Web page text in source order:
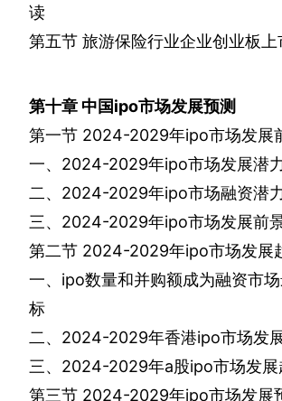
读
第五节 旅游保险行业企业创业板上
第十章 中国ipo市场发展预测
第一节 2024-2029年ipo市场发展
一、 2024-2029年ipo市场发展潜
二、 2024-2029年ipo市场融资潜
三、 2024-2029年ipo市场发展前
第二节 2024-2029年ipo市场发展
一、 ipo数量和并购额成为融资市
标
二、 2024-2029年香港ipo市场发
三、 2024-2029年a股ipo市场发
第三节 2024-2029年ipo市场发展